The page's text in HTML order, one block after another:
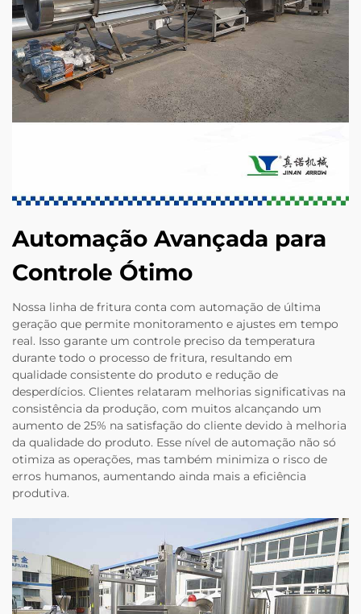
Automação Avançada para
Controle Ótimo
Nossa linha de fritura conta com automação de última
geração que permite monitoramento e ajustes em tempo
real. Isso garante um controle preciso da temperatura
durante todo o processo de fritura, resultando em
qualidade consistente do produto e redução de
desperdícios. Clientes relataram melhorias significativas na
consistência da produção, com muitos alcançando um
aumento de 25% na satisfação do cliente devido à melhoria
da qualidade do produto. Esse nível de automação não só
otimiza as operações, mas também minimiza o risco de
erros humanos, aumentando ainda mais a eficiência
produtiva.